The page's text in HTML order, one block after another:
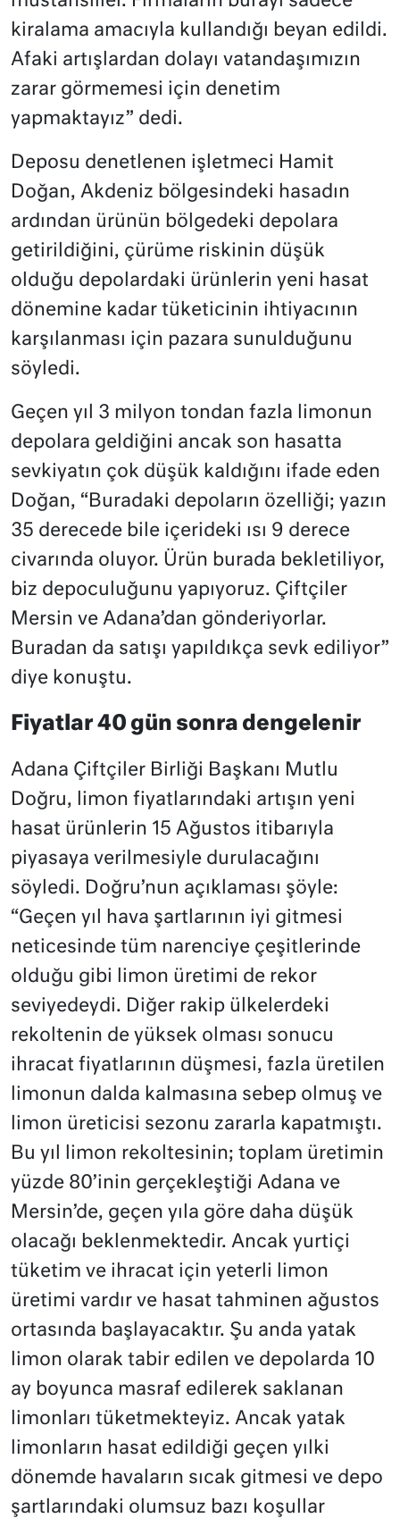
kiralama amacıyla kullandığı beyan edildi.
Afaki artışlardan dolayı vatandaşımızın
zarar görmemesi için denetim
yapmaktayız” dedi.
Deposu denetlenen işletmeci Hamit
Doğan, Akdeniz bölgesindeki hasadın
ardından ürünün bölgedeki depolara
getirildiğini, çürüme riskinin düşük
olduğu depolardaki ürünlerin yeni hasat
dönemine kadar tüketicinin ihtiyacının
karşılanması için pazara sunulduğunu
söyledi.
Geçen yıl 3 milyon tondan fazla limonun
depolara geldiğini ancak son hasatta
sevkiyatın çok düşük kaldığını ifade eden
Doğan, “Buradaki depoların özelliği; yazın
35 derecede bile içerideki ısı 9 derece
civarında oluyor. Ürün burada bekletiliyor,
biz depoculuğunu yapıyoruz. Çiftçiler
Mersin ve Adana’dan gönderiyorlar.
Buradan da satışı yapıldıkça sevk ediliyor”
diye konuştu.
Fiyatlar 40 gün sonra dengelenir
Adana Çiftçiler Birliği Başkanı Mutlu
Doğru, limon fiyatlarındaki artışın yeni
hasat ürünlerin 15 Ağustos itibarıyla
piyasaya verilmesiyle durulacağını
söyledi. Doğru’nun açıklaması şöyle:
“Geçen yıl hava şartlarının iyi gitmesi
neticesinde tüm narenciye çeşitlerinde
olduğu gibi limon üretimi de rekor
seviyedeydi. Diğer rakip ülkelerdeki
rekoltenin de yüksek olması sonucu
ihracat fiyatlarının düşmesi, fazla üretilen
limonun dalda kalmasına sebep olmuş ve
limon üreticisi sezonu zararla kapatmıştı.
Bu yıl limon rekoltesinin; toplam üretimin
yüzde 80’inin gerçekleştiği Adana ve
Mersin’de, geçen yıla göre daha düşük
olacağı beklenmektedir. Ancak yurtiçi
tüketim ve ihracat için yeterli limon
üretimi vardır ve hasat tahminen ağustos
ortasında başlayacaktır. Şu anda yatak
limon olarak tabir edilen ve depolarda 10
ay boyunca masraf edilerek saklanan
limonları tüketmekteyiz. Ancak yatak
limonların hasat edildiği geçen yılki
dönemde havaların sıcak gitmesi ve depo
şartlarındaki olumsuz bazı koşullar